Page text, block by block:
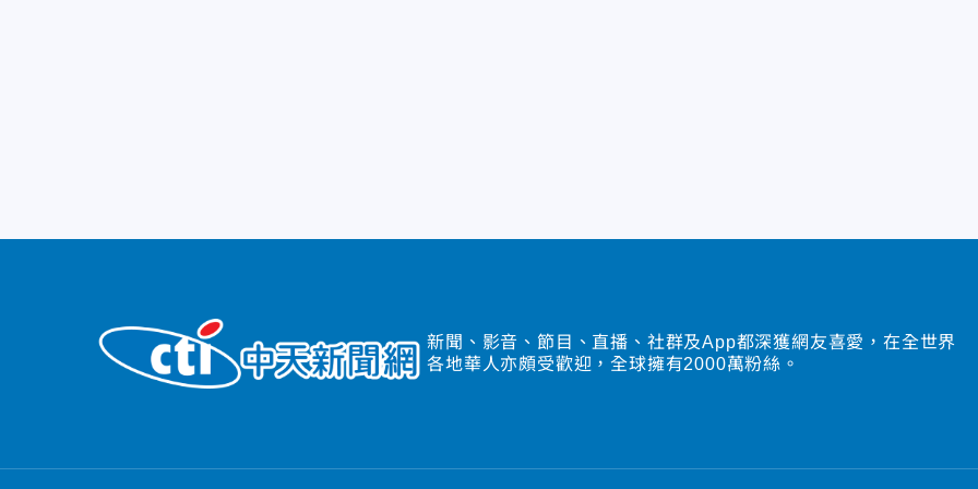
新聞、影音、節目、直播、社群及App都深獲網友喜愛，在全世界
各地華人亦頗受歡迎，全球擁有2000萬粉絲。